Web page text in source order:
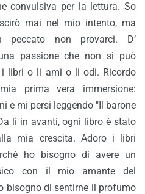
convulsiva per la lettura. So
mai nel mio intento, ma
peccato non provarci. D’
passione che non si può
i libri o li ami o li odi. Ricordo
prima vera immersione:
e mi persi leggendo "Il barone
lì in avanti, ogni libro è stato
mia crescita. Adoro i libri
ho bisogno di avere un
con il mio amante del
bisogno di sentirne il profumo